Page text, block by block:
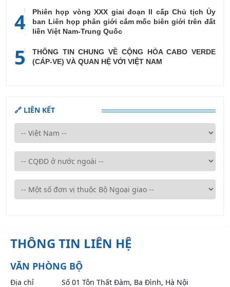
4
Phiên họp vòng XXX giai đoạn II cấp Chủ tịch Ủy
ban Liên họp phân giới cắm mốc biên giới trên đất
liền Việt Nam-Trung Quốc
5
THÔNG TIN CHUNG VỀ CỘNG HÒA CABO VERDE
(CÁP-VE) VÀ QUAN HỆ VỚI VIỆT NAM
🔗 LIÊN KẾT
THÔNG TIN LIÊN HỆ
VĂN PHÒNG BỘ
Địa chỉ Số 01 Tôn Thất Đàm, Ba Đình, Hà Nội